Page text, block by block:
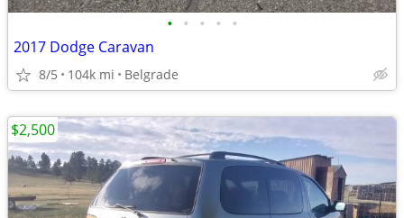
• • • • •
2017 Dodge Caravan
8/5 104k mi Belgrade
$2,500